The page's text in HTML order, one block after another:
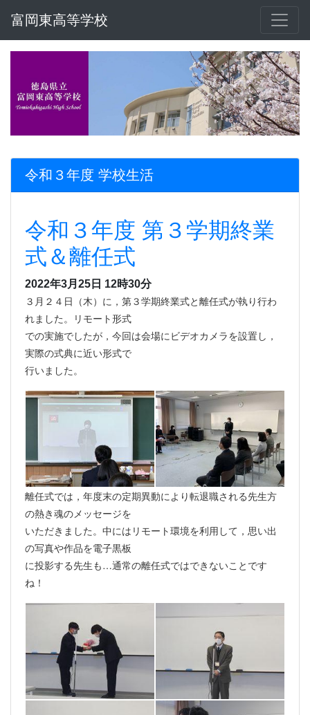
富岡東高等学校
令和３年度 学校生活
令和３年度 第３学期終業
式＆離任式
2022年3月25日 12時30分
３月２４日（木）に，第３学期終業式と離任式が執り行わ
れました。リモート形式
での実施でしたが，今回は会場にビデオカメラを設置し，
実際の式典に近い形式で
行いました。
離任式では，年度末の定期異動により転退職される先生方
の熱き魂のメッセージを
いただきました。中にはリモート環境を利用して，思い出
の写真や作品を電子黒板
に投影する先生も…通常の離任式ではできないことです
ね！